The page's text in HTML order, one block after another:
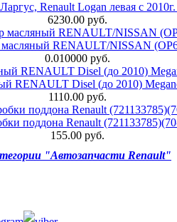
Renault Logan левая с
6230.00 руб.
RENAULT/NISSAN
0.010000 руб.
RENAULT Disel (до 2010)
1110.00 руб.
поддона Renault
155.00 руб.
"Автозапчасти Renault"